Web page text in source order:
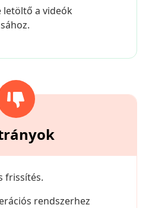
letöltő a videók
frissítés.
rendszerhez